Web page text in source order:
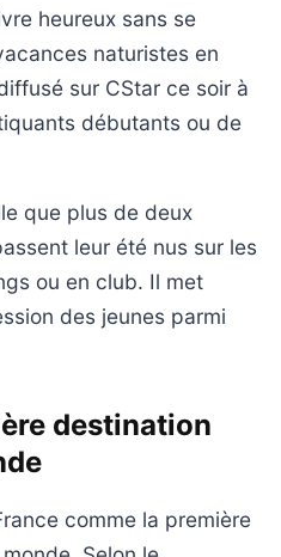
heureux sans se
naturistes en
sur CStar ce soir à
débutants ou de
que plus de deux
leur été nus sur les
ou en club. Il met
des jeunes parmi
destination
comme la première